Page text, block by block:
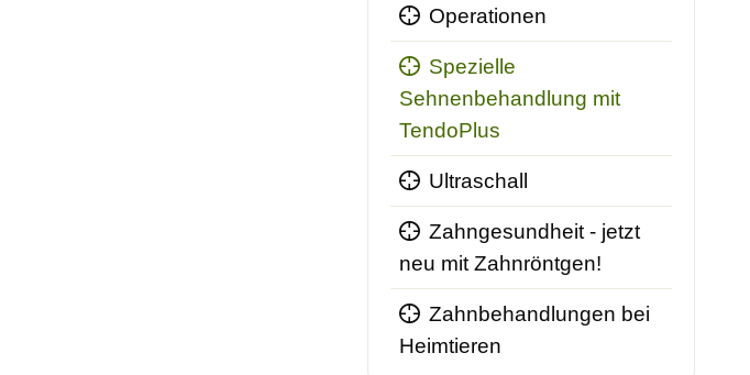
Operationen
Spezielle
Sehnenbehandlung mit
TendoPlus
Ultraschall
Zahngesundheit - jetzt
neu mit Zahnröntgen!
Zahnbehandlungen bei
Heimtieren